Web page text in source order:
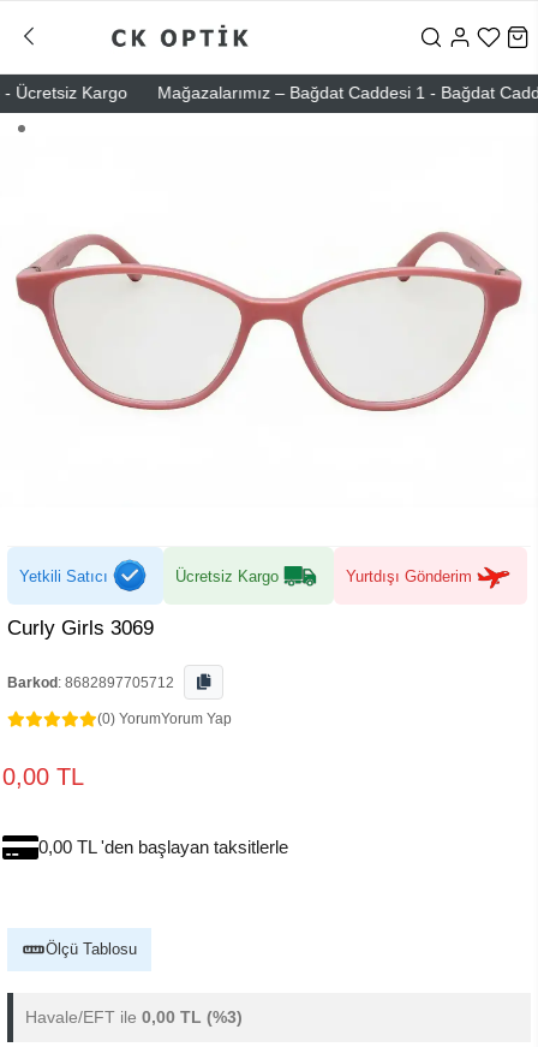
Kargo Mağazalarımız – Bağdat Caddesi 1 - Bağdat
Yetkili Satıcı Ücretsiz Kargo Yurtdışı Gönderim
Curly Girls 3069
Barkod : 8682897705712
(0) YorumYorum Yap
0,00 TL
0,00 TL 'den başlayan taksitlerle
Ölçü Tablosu
Havale/EFT ile 0,00 TL (%3)